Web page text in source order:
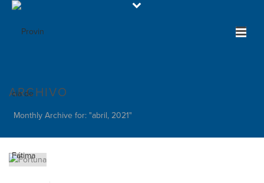
ARCHIVO
Monthly Archive for: "abril, 2021"